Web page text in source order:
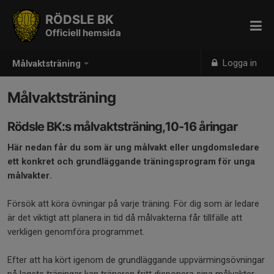
Målvaktsträning Logga in
RÖDSLE BK
Officiell hemsida
Målvaktsträning
Rödsle BK:s målvaktsträning,10-16 åringar
Här nedan får du som är ung målvakt eller ungdomsledare
ett konkret och grundläggande träningsprogram för unga
målvakter.
Försök att köra övningar på varje träning. För dig som är ledare
är det viktigt att planera in tid då målvakterna får tillfälle att
verkligen genomföra programmet.
Efter att ha kört igenom de grundläggande uppvärmingsövningar